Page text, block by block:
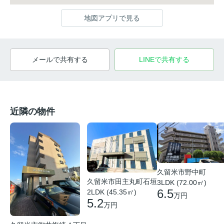
地図アプリで見る
メールで共有する LINEで共有する
近隣の物件
久留米市田主丸町石垣
2LDK (45.35㎡)
5.2万円
久留米市野中町
3LDK (72.00㎡)
6.5万円